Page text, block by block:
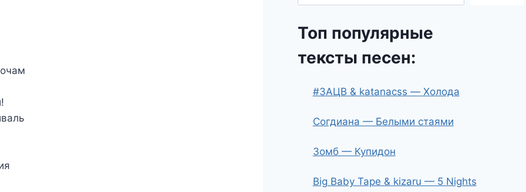
Топ популярные
тексты песен:
#ЗАЦВ & katanacss — Холода
Согдиана — Белыми стаями
Зомб — Купидон
Big Baby Tape & kizaru — 5 Nights